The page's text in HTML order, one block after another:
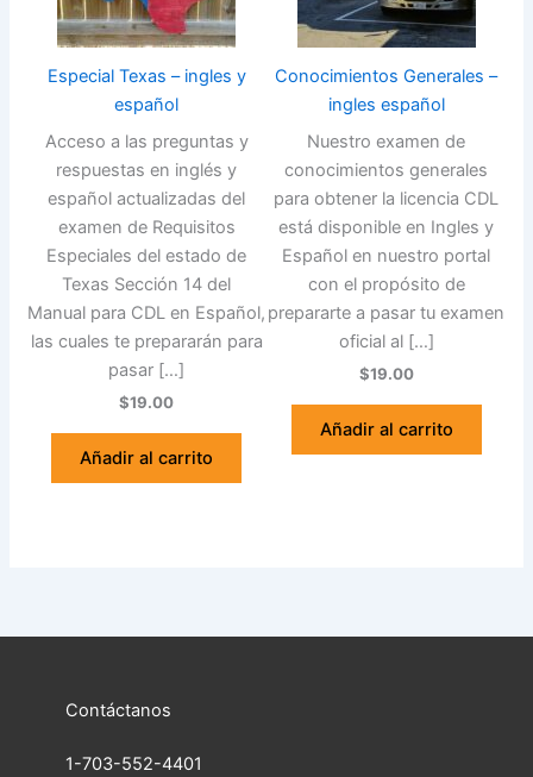
Especial Texas – ingles y
español
Acceso a las preguntas y
respuestas en inglés y
español actualizadas del
examen de Requisitos
Especiales del estado de
Texas Sección 14 del
Manual para CDL en Español,
las cuales te prepararán para
pasar […]
$19.00
Añadir al carrito
Conocimientos Generales –
ingles español
Nuestro examen de
conocimientos generales
para obtener la licencia CDL
está disponible en Ingles y
Español en nuestro portal
con el propósito de
prepararte a pasar tu examen
oficial al […]
$19.00
Añadir al carrito
Contáctanos
1-703-552-4401